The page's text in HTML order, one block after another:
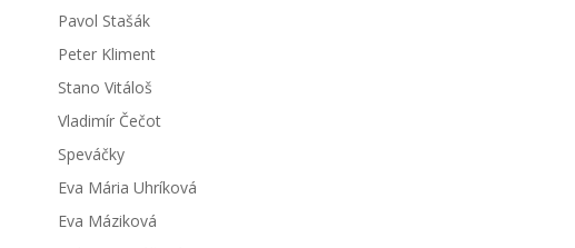
Pavol Stašák
Peter Kliment
Stano Vitáloš
Vladimír Čečot
Speváčky
Eva Mária Uhríková
Eva Máziková